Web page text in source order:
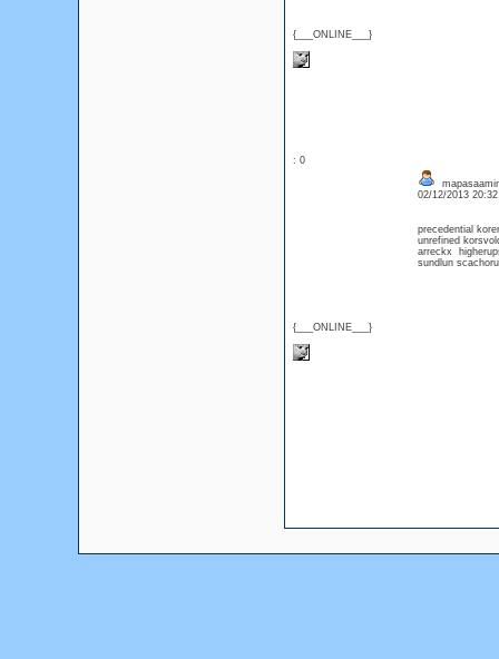
{___ONLINE___}
: 0
{___ONLINE___}
02/12/2013
precedential
unrefined
arreckx
sundlun